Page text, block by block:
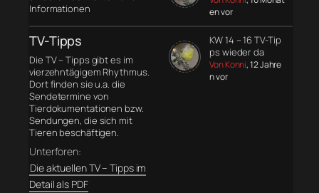
Informationen
en vor
TV-Tipps
Die TV – Tipps gibt es im
vierzehntägigem Rhythmus.
Dort finden sie u.a. die
Sendetermine von
Tierdokumentationen bzw.
Sendungen, die sich mit
Tieren beschäftigen.
Unterforen:
Die aktuellen TV – Tipps im
Detail als PDF
KW 14 – 16 TV-Tip
ps wieder da
Von Konni, 12 Jahre
n vor